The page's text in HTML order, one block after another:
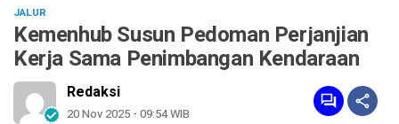
JALUR
Kemenhub Susun Pedoman Perjanjian
Kerja Sama Penimbangan Kendaraan
Redaksi
20 Nov 2025 - 09:54 WIB